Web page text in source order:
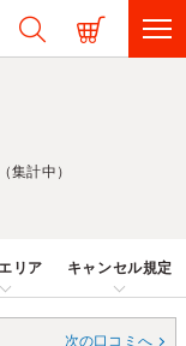
集計中）
リア キャンセル規定
次の口コミへ